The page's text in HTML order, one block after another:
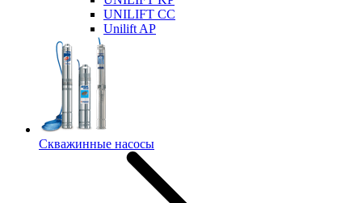
UNILIFT CC
Unilift AP
Скважинные насосы